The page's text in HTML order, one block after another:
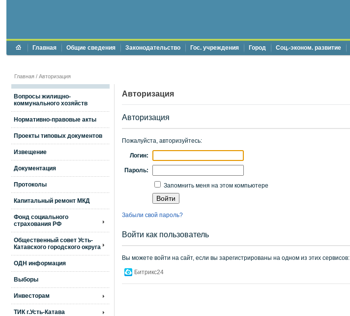
Главная Общие сведения Законодательство Гос. учреждения Город Соц.-эконом. развитие
Главная / Авторизация
Вопросы жилищно-
коммунального хозяйств
Нормативно-правовые акты
Проекты типовых документов
Извещение
Документация
Протоколы
Капитальный ремонт МКД
Фонд социального
страхования РФ
Общественный совет Усть-
Катавского городского округа
ОДН информация
Выборы
Инвесторам
ТИК г.Усть-Катава
Авторизация
Авторизация
Пожалуйста, авторизуйтесь:
Логин:
Пароль:
Запомнить меня на этом компьютере
Забыли свой пароль?
Войти как пользователь
Вы можете войти на сайт, если вы зарегистрированы на одном из этих сервисов:
Битрикс24